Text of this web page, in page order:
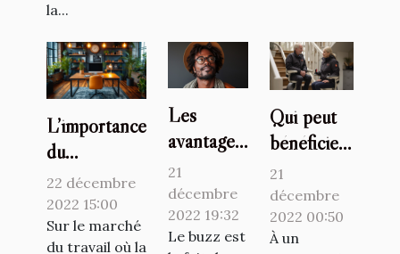
la...
L’importance
du
télétravail et
du flex office
à travers la
22 décembre
2022 15:00
Sur le marché
du travail où la
Les
avantages
du buzz
pour un
artiste
21
décembre
2022 19:32
Le buzz est
Qui peut
bénéficier
de
l’utilisation
d’un
monte-
21
décembre
2022 00:50
À un